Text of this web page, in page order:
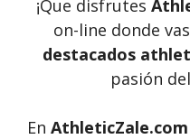
¡Que disfrutes
on-line donde
destacados
pasión
En AthleticZale.com